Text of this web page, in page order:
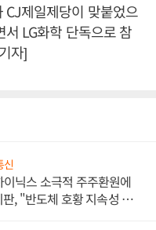
CJ제일제당이 맞붙었으
LG화학 단독으로 참
자]
신
닉스 소극적 주주환원에
, "반도체 호황 지속성 의